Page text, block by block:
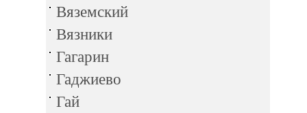
Вяземский
Вязники
Гагарин
Гаджиево
Гай